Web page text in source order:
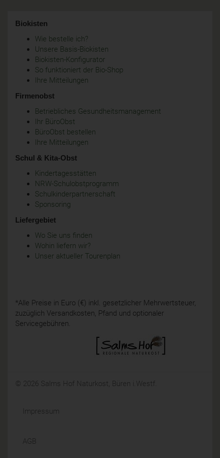
Biokisten
Wie bestelle ich?
Unsere Basis-Biokisten
Biokisten-Konfigurator
So funktioniert der Bio-Shop
Ihre Mitteilungen
Firmenobst
Betriebliches Gesundheitsmanagement
Ihr BüroObst
BüroObst bestellen
Ihre Mitteilungen
Schul & Kita-Obst
Kindertagesstätten
NRW-Schulobstprogramm
Schulkinderpartnerschaft
Sponsoring
Liefergebiet
Wo Sie uns finden
Wohin liefern wir?
Unser aktueller Tourenplan
*Alle Preise in Euro (€) inkl. gesetzlicher Mehrwertsteuer,
zuzüglich Versandkosten, Pfand und optionaler
Servicegebühren.
© 2026 Salms Hof Naturkost, Büren i.Westf.
Impressum
AGB